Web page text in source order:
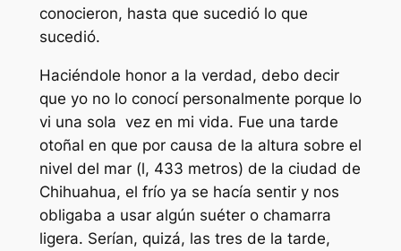
conocieron, hasta que sucedió lo que
sucedió.
Haciéndole honor a la verdad, debo decir
que yo no lo conocí personalmente porque lo
vi una sola vez en mi vida. Fue una tarde
otoñal en que por causa de la altura sobre el
nivel del mar (l, 433 metros) de la ciudad de
Chihuahua, el frío ya se hacía sentir y nos
obligaba a usar algún suéter o chamarra
ligera. Serían, quizá, las tres de la tarde,